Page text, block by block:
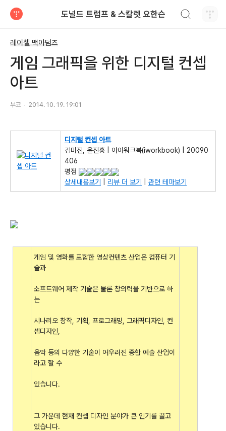
도널드 트럼프 & 스칼렛 요한슨
레이첼 맥아덤즈
게임 그래픽을 위한 디지털 컨셉
아트
부코 2014. 10. 19. 19:01
디지털 컨셉 아트
김미진, 윤진홍 | 아이워크북(iworkbook) | 20090
406
평점
상세내용보기
리뷰 더 보기 관련 테마보기
게임 및 영화를 포함한 영상컨텐츠 산업은 컴퓨터 기
술과
소프트웨어 제작 기술은 물론 창의력을 기반으로 하
는
시나리오 창작, 기획, 프로그래밍, 그래픽디자인, 컨
셉디자인,
음악 등의 다양한 기술이 어우러진 종합 예술 산업이
라고 할 수
있습니다.
그 가운데 현재 컨셉 디자인 분야가 큰 인기를 끌고
있습니다.